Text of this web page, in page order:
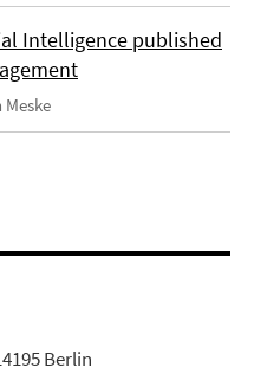
Intelligence published
Berlin